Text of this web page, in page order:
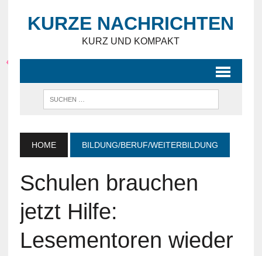
KURZE NACHRICHTEN
KURZ UND KOMPAKT
HOME BILDUNG/BERUF/WEITERBILDUNG
Schulen brauchen
jetzt Hilfe:
Lesementoren wieder